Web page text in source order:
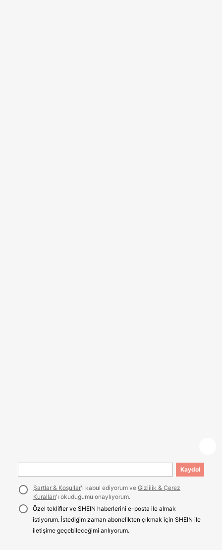
Kaydol
Şartlar & Koşullar'ı kabul ediyorum veGizlilik & Çerez
Kuralları'ı okuduğumu onaylıyorum.
Özel teklifler ve SHEIN haberlerini e-posta ile almak
istiyorum. İstediğim zaman abonelikten çıkmak için SHEIN ile
iletişime geçebileceğimi anlıyorum.